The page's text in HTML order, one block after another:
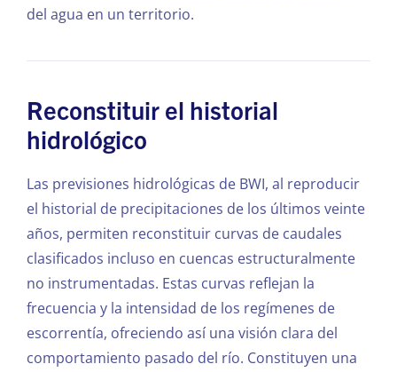
del agua en un territorio.
Reconstituir el historial
hidrológico
Las previsiones hidrológicas de BWI, al reproducir
el historial de precipitaciones de los últimos veinte
años, permiten reconstituir curvas de caudales
clasificados incluso en cuencas estructuralmente
no instrumentadas. Estas curvas reflejan la
frecuencia y la intensidad de los regímenes de
escorrentía, ofreciendo así una visión clara del
comportamiento pasado del río. Constituyen una